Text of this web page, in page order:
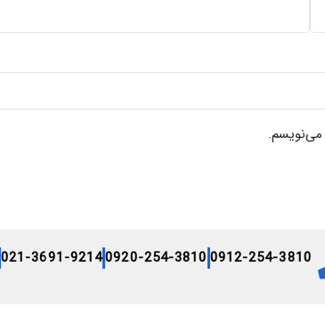
می‌نویسم.
0912-254-3810
0920-254-3810
021-3691-9214